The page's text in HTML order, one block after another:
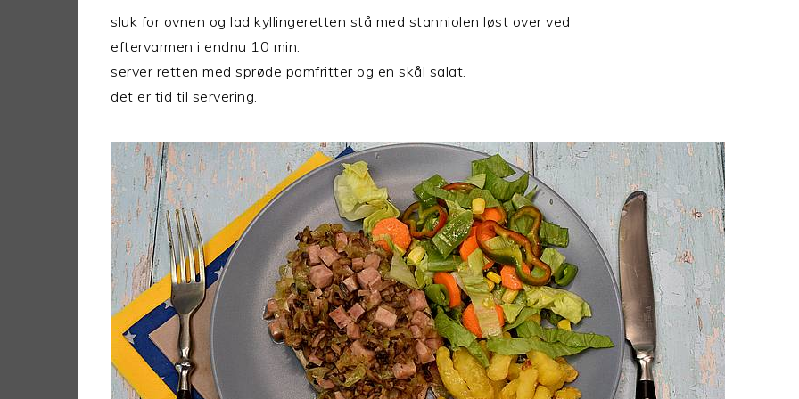
sluk for ovnen og lad kyllingeretten stå med stanniolen løst over ved
eftervarmen i endnu 10 min.
server retten med sprøde pomfritter og en skål salat.
det er tid til servering.